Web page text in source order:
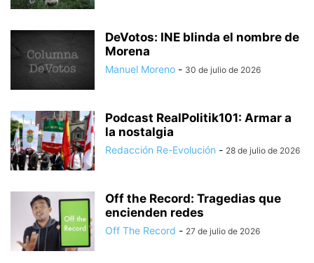
DeVotos: INE blinda el nombre de
Morena
Manuel Moreno - 30 de julio de 2026
Podcast RealPolitik101: Armar a
la nostalgia
Redacción Re-Evolución - 28 de julio de 2026
Off the Record: Tragedias que
encienden redes
Off The Record - 27 de julio de 2026